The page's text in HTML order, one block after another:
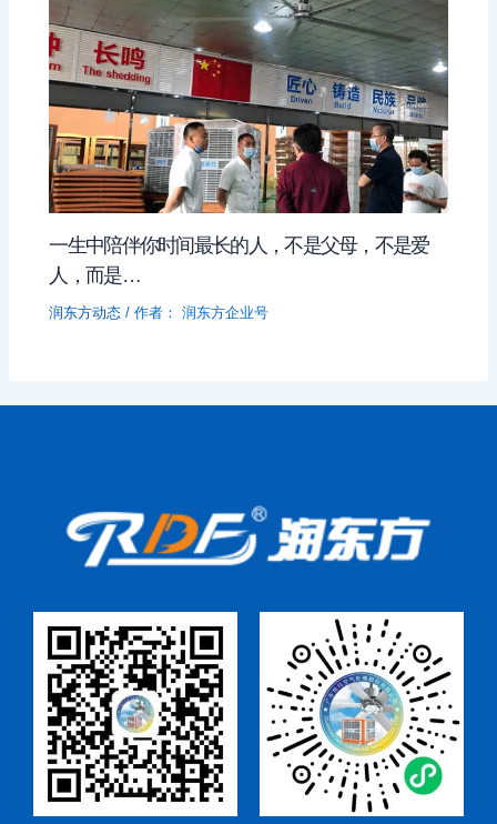
一生中陪伴你时间最长的人，不是父母，不是爱
人，而是…
润东方动态 / 作者： 润东方企业号